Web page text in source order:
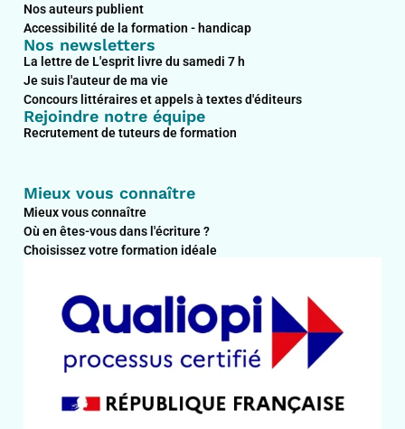
Nos auteurs publient
Accessibilité de la formation - handicap
Nos newsletters
La lettre de L'esprit livre du samedi 7 h
Je suis l'auteur de ma vie
Concours littéraires et appels à textes d'éditeurs
Rejoindre notre équipe
Recrutement de tuteurs de formation
Mieux vous connaître
Mieux vous connaître
Où en êtes-vous dans l'écriture ?
Choisissez votre formation idéale